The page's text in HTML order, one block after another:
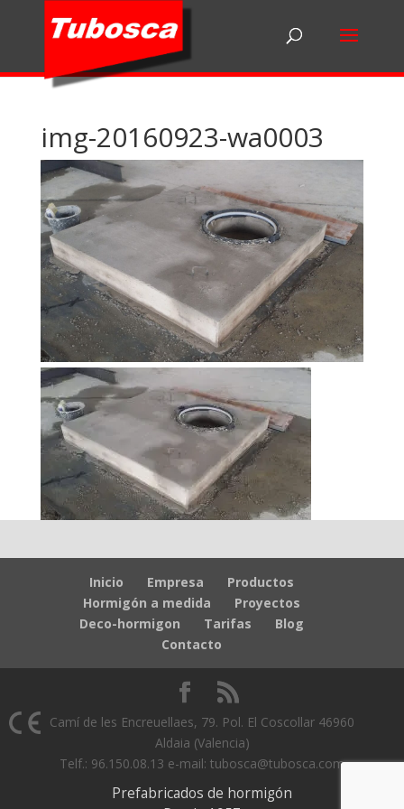
img-20160923-wa0003
Inicio Empresa
Productos
Hormigón a medida
Proyectos
Deco-hormigon
Tarifas
Blog
Contacto
Camí de les Encreuellaes, 79. Pol. El Coscollar 46960
Aldaia (Valencia)
Telf.: 96.150.08.13 e-mail: tubosca@tubosca.com
Prefabricados de hormigón